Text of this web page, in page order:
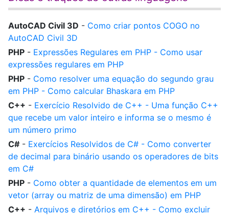
AutoCAD Civil 3D - Como criar pontos COGO no
AutoCAD Civil 3D
PHP - Expressões Regulares em PHP - Como usar
expressões regulares em PHP
PHP - Como resolver uma equação do segundo grau
em PHP - Como calcular Bhaskara em PHP
C++ - Exercício Resolvido de C++ - Uma função C++
que recebe um valor inteiro e informa se o mesmo é
um número primo
C# - Exercícios Resolvidos de C# - Como converter
de decimal para binário usando os operadores de bits
em C#
PHP - Como obter a quantidade de elementos em um
vetor (array ou matriz de uma dimensão) em PHP
C++ - Arquivos e diretórios em C++ - Como excluir